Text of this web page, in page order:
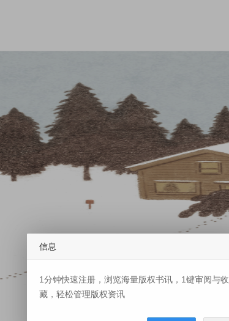
信息
1分钟快速注册，浏览海量版权书讯，1键审阅与收
藏，轻松管理版权资讯